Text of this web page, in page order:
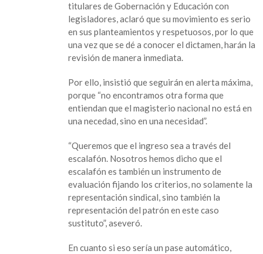
titulares de Gobernación y Educación con
legisladores, aclaró que su movimiento es serio
en sus planteamientos y respetuosos, por lo que
una vez que se dé a conocer el dictamen, harán la
revisión de manera inmediata.
Por ello, insistió que seguirán en alerta máxima,
porque “no encontramos otra forma que
entiendan que el magisterio nacional no está en
una necedad, sino en una necesidad”.
“Queremos que el ingreso sea a través del
escalafón. Nosotros hemos dicho que el
escalafón es también un instrumento de
evaluación fijando los criterios, no solamente la
representación sindical, sino también la
representación del patrón en este caso
sustituto”, aseveró.
En cuanto si eso sería un pase automático,